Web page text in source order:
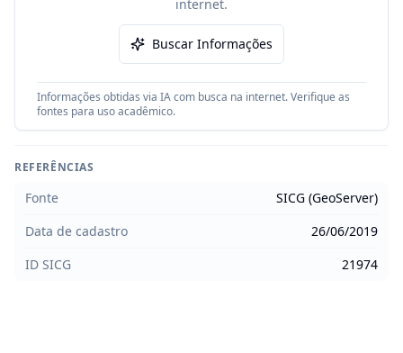
internet.
Buscar Informações
Informações obtidas via IA com busca na internet. Verifique as
fontes para uso acadêmico.
REFERÊNCIAS
Fonte
SICG (GeoServer)
Data de cadastro
26/06/2019
ID SICG
21974